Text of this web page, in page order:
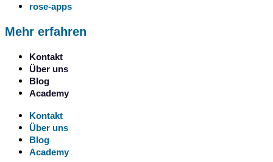
rose-apps
Mehr erfahren
Kontakt
Über uns
Blog
Academy
Kontakt
Über uns
Blog
Academy